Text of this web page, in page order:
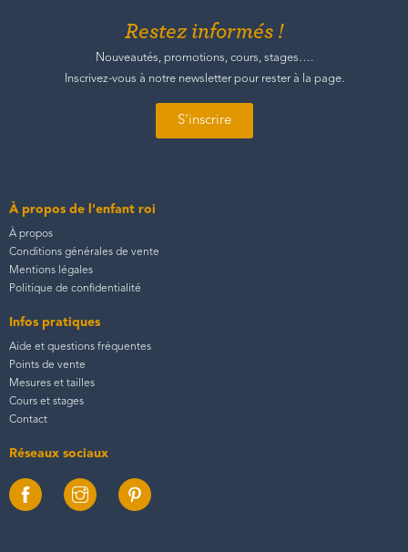
Restez informés !
Nouveautés, promotions, cours, stages….
Inscrivez-vous à notre newsletter pour rester à la page.
S'inscrire
À propos de l'enfant roi
À propos
Conditions générales de vente
Mentions légales
Politique de confidentialité
Infos pratiques
Aide et questions fréquentes
Points de vente
Mesures et tailles
Cours et stages
Contact
Réseaux sociaux